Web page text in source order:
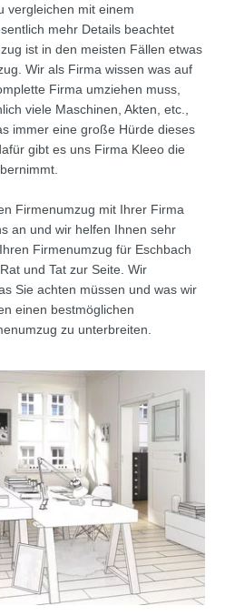
vergleichen mit einem
mehr Details beachtet
ist in den meisten Fällen etwas
Wir als Firma wissen was auf
Firma umziehen muss,
viele Maschinen, Akten, etc.,
immer eine große Hürde dieses
gibt es uns Firma Kleeo die
Firmenumzug mit Ihrer Firma
an und wir helfen Ihnen sehr
Firmenumzug für Eschbach
und Tat zur Seite. Wir
Sie achten müssen und was wir
einen bestmöglichen
zu unterbreiten.